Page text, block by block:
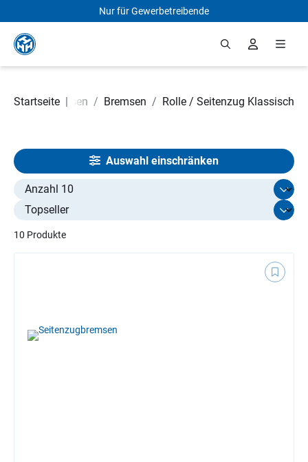
Zum Hauptinhalt springen
Nur für Gewerbetreibende
Startseite |
/ Bremsen / Bremsen / Rolle / Seitenzug Klassisch
Auswahl einschränken
10 Produkte
Select limit